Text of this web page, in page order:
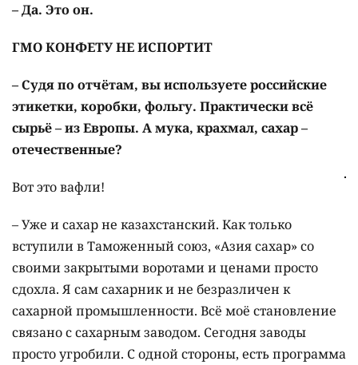
– Да. Это он.
ГМО КОНФЕТУ НЕ ИСПОРТИТ
– Судя по отчётам, вы используете российские
этикетки, коробки, фольгу. Практически всё
сырьё – из Европы. А мука, крахмал, сахар –
отечественные?
Вот это вафли!
– Уже и сахар не казахстан­ский. Как только
вступили в Таможенный союз, «Азия сахар» со
своими закрытыми воротами и ценами просто
сдохла. Я сам сахарник и не безразличен к
сахарной промышленности. Всё моё становление
связано с сахарным заводом. Сегодня заводы
просто угробили. С одной стороны, есть программа